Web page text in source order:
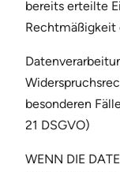
bereits erteilte
Rechtmäßigkeit
besonderen
21 DSGVO)
WENN DIE